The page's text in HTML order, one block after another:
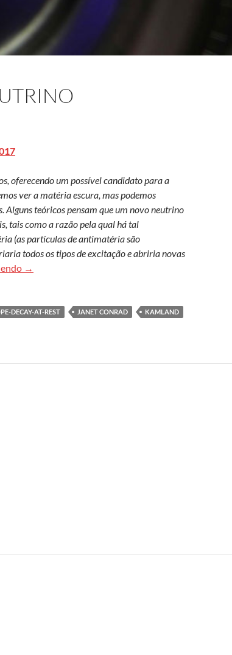
oferecendo um possível candidato para a
ver a matéria escura, mas podemos
Alguns teóricos pensam que um novo neutrino
tais como a razão pela qual há tal
(as partículas de antimatéria são
todos os tipos de excitação e abriria novas
A caça por um novo neutrino
→
DECAY-AT-REST JANET CONRAD
KAMLAND